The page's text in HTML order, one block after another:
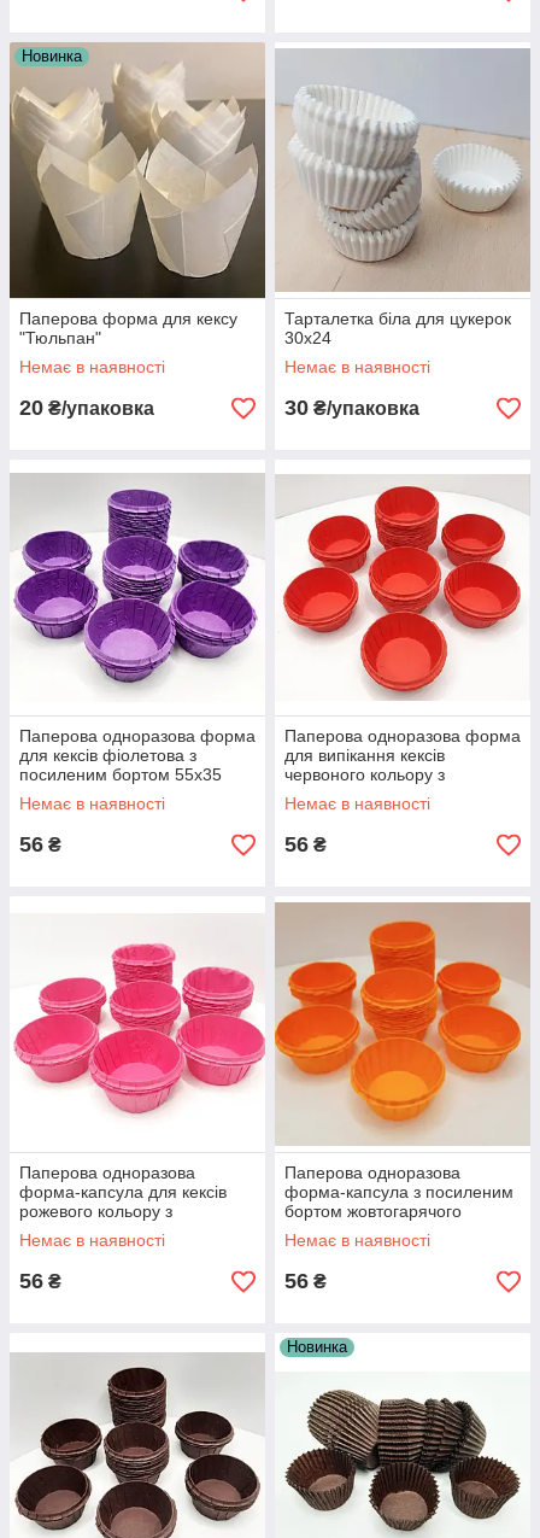
Новинка
Паперова форма для кексу
"Тюльпан"
Немає в наявності
20 ₴/упаковка
Тарталетка біла для цукерок
30х24
Немає в наявності
30 ₴/упаковка
Паперова одноразова форма
для кексів фіолетова з
посиленим бортом 55х35
Немає в наявності
56 ₴
Паперова одноразова форма
для випікання кексів
червоного кольору з
посиленим бортом 55х35
Немає в наявності
56 ₴
Паперова одноразова
форма-капсула для кексів
рожевого кольору з
посиленим бортом 55х35
Немає в наявності
56 ₴
Паперова одноразова
форма-капсула з посиленим
бортом жовтогарячого
кольору 55х35
Немає в наявності
56 ₴
Новинка